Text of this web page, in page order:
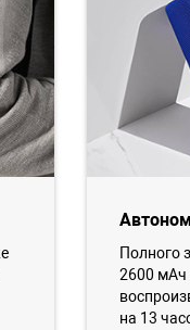
Полного
2600 мАч
на 13